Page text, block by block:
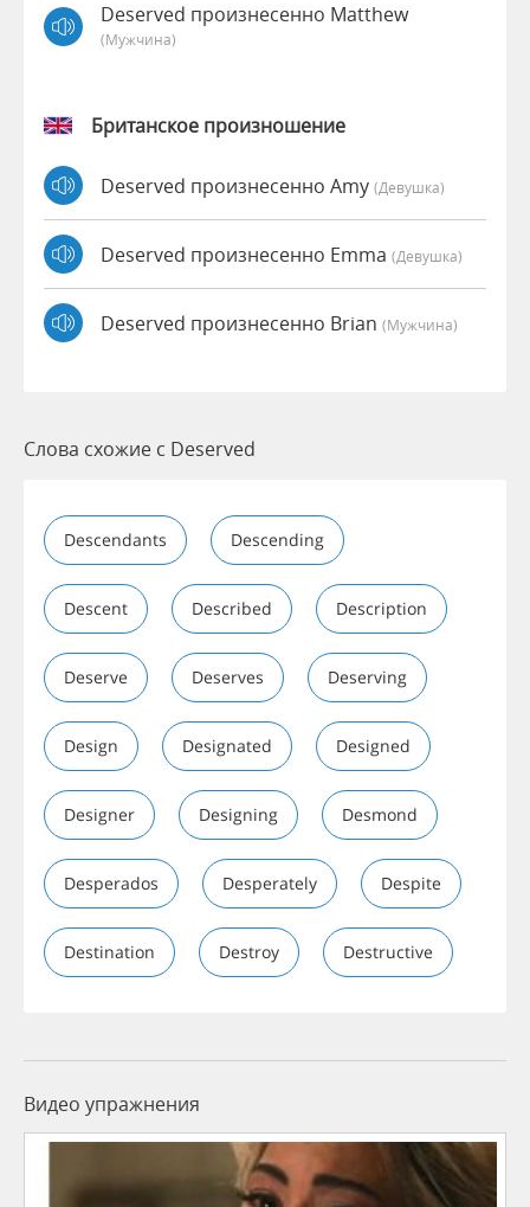
Deserved произнесенно Matthew
(мужчина)
Британское произношение
Deserved произнесенно Amy (девушка)
Deserved произнесенно Emma (девушка)
Deserved произнесенно Brian (мужчина)
Слова схожие с Deserved
Descendants Descending
Descent Described Description
Deserve Deserves Deserving
Design Designated Designed
Designer Designing Desmond
Desperados Desperately Despite
Destination Destroy Destructive
Видео упражнения